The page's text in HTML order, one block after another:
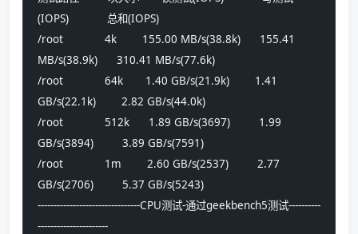
(IOPS)            总和(IOPS)
/root             4k        155.00 MB/s(38.8k)      155.41
MB/s(38.9k)      310.41 MB/s(77.6k)
/root             64k       1.40 GB/s(21.9k)        1.41
GB/s(22.1k)        2.82 GB/s(44.0k)
/root             512k      1.89 GB/s(3697)         1.99
GB/s(3894)         3.89 GB/s(7591)
/root             1m        2.60 GB/s(2537)         2.77
GB/s(2706)         5.37 GB/s(5243)
--------------------------------CPU测试-通过geekbench5测试----------
----------------------